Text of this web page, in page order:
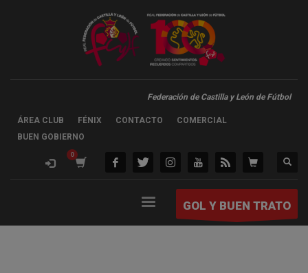
Federación de Castilla y León de Fútbol
ÁREA CLUB FÉNIX CONTACTO
COMERCIAL
BUEN GOBIERNO
GOL Y BUEN TRATO